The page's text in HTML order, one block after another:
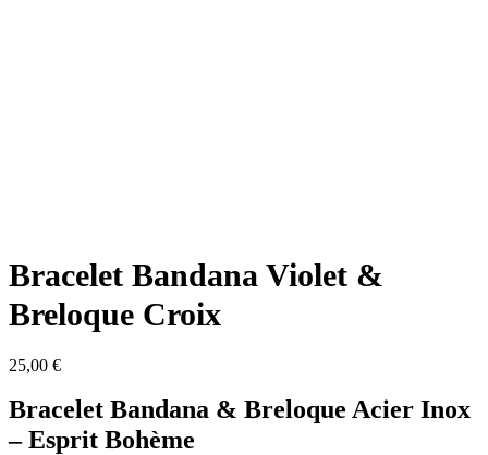
Bracelet Bandana Violet &
Breloque Croix
25,00 €
Bracelet Bandana & Breloque Acier Inox
– Esprit Bohème